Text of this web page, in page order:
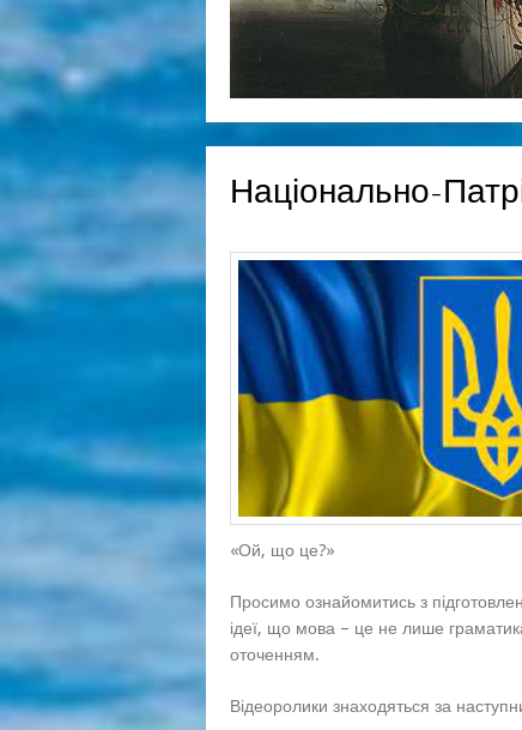
Національно-
«Ой, що це?»
Просимо ознайомитись з
ідеї, що мова – це не лише
оточенням.
Відеоролики знаходяться за